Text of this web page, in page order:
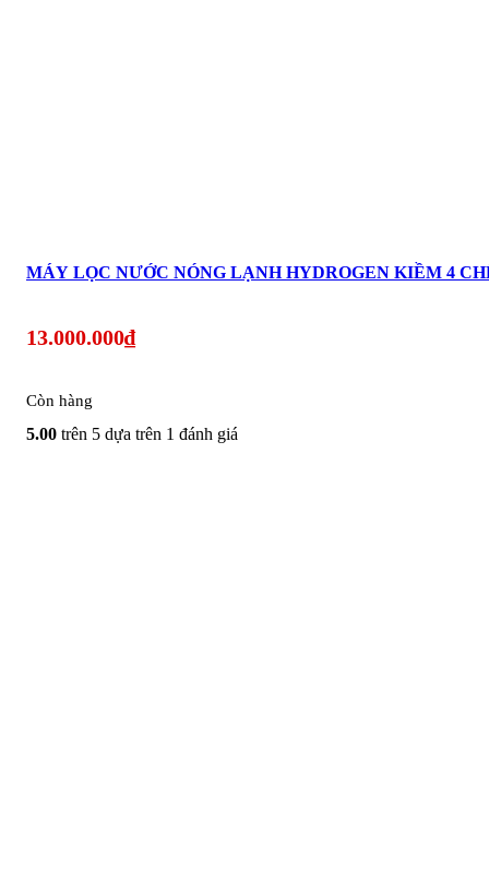
MÁY LỌC NƯỚC NÓNG LẠNH HYDROGEN KIỀM 4
13.000.000₫
Còn hàng
5.00 trên 5 dựa trên 1 đánh giá